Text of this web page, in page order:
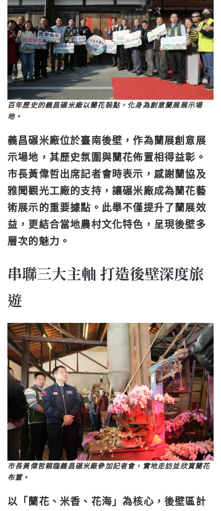
百年歷史的義昌碾米廠以蘭花裝點，化身為創意蘭展展示場
地。
義昌碾米廠位於臺南後壁，作為蘭展創意展
示場地，其歷史氛圍與蘭花佈置相得益彰。
市長黃偉哲出席記者會時表示，感謝蘭協及
雅聞觀光工廠的支持，讓碾米廠成為蘭花藝
術展示的重要據點。此舉不僅提升了蘭展效
益，更結合當地農村文化特色，呈現後壁多
層次的魅力。
串聯三大主軸 打造後壁深度旅
遊
市長黃偉哲親臨義昌碾米廠參加記者會，實地走訪並欣賞蘭花
布置。
以「蘭花、米香、花海」為核心，後壁區計